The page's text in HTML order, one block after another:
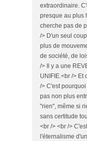
extraordinaire.
presque au plus
cherche pas de
/> D'un seul
plus de
de société, de
/> Il y a une
UNIFIE.<br /> Et
/> C'est
pas non plus
"rien", même si
sans certitude
<br /> <br />
l'éternalisme